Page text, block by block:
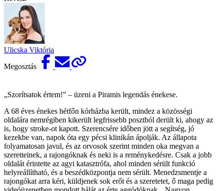
Ulicska Viktória
Megosztás
„Szorítsatok értem!” – üzeni a Piramis legendás énekese.
A 68 éves énekes hétfőn kórházba került, mindez a közösségi
oldalára nemrégiben kikerült legfrissebb posztból derült ki, ahogy az
is, hogy stroke-ot kapott. Szerencsére időben jött a segítség, jó
kezekbe van, napok óta egy pécsi klinikán ápolják. Az állapota
folyamatosan javul, és az orvosok szerint minden oka megvan a
szeretteinek, a rajongóknak és neki is a reménykedésre. Csak a jobb
oldalát érintette az agyi katasztrófa, ahol minden sérült funkció
helyreállítható, és a beszédközpontja nem sérült. Menedzsmentje a
rajongókat arra kéri, küldjenek sok erőt és a szeretetet, ő maga pedig